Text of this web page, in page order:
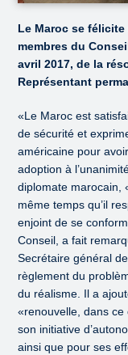
Le Maroc se félicite
membres du
avril 2017, de la
Représentant
«Le Maroc est
de sécurité et
américaine pour
adoption à
diplomate marocain,
même temps qu’il
enjoint de se
Conseil, a fait
Secrétaire général
règlement du
du réalisme. Il a
«renouvelle, dans
son initiative
ainsi que pour ses